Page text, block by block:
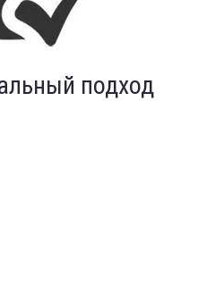
подход